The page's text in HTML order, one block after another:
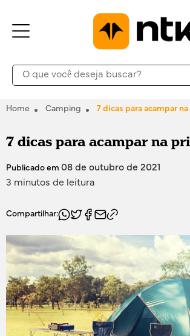
Home Camping 7 dicas para acampar
7 dicas para acampar na
Publicado em 08 de outubro de 2021
3 minutos de leitura
Compartilhar: